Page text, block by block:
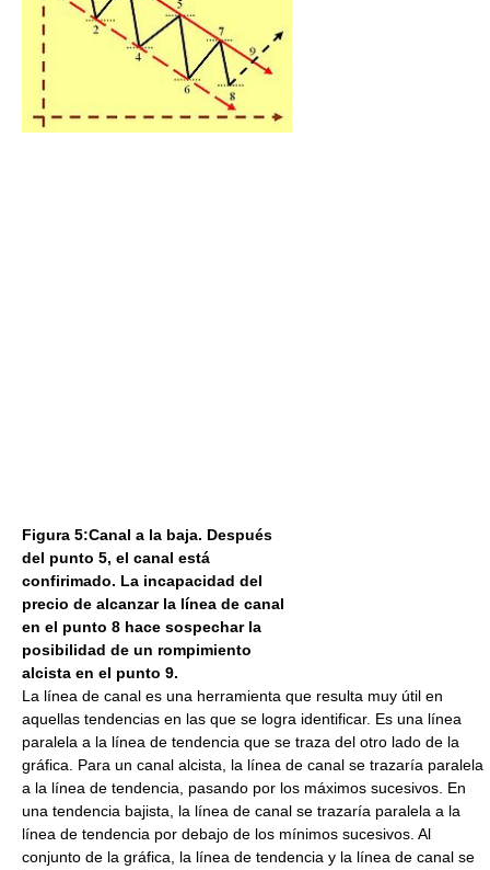
Figura 5:Canal a la baja. Después
del punto 5, el canal está
confirimado. La incapacidad del
precio de alcanzar la línea de canal
en el punto 8 hace sospechar la
posibilidad de un rompimiento
alcista en el punto 9.
La línea de canal es una herramienta que resulta muy útil en
aquellas tendencias en las que se logra identificar. Es una línea
paralela a la línea de tendencia que se traza del otro lado de la
gráfica. Para un canal alcista, la línea de canal se trazaría paralela
a la línea de tendencia, pasando por los máximos sucesivos. En
una tendencia bajista, la línea de canal se trazaría paralela a la
línea de tendencia por debajo de los mínimos sucesivos. Al
conjunto de la gráfica, la línea de tendencia y la línea de canal se